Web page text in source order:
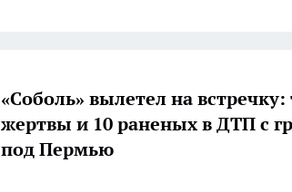
«Соболь» вылетел на встречку:
жертвы и 10 раненых в ДТП с
под Пермью